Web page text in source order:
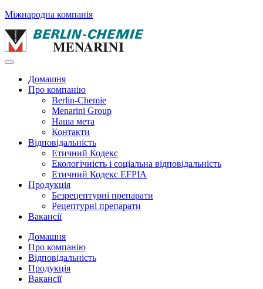
Міжнародна компанія
Домашня
Про компанію
Berlin-Chemie
Menarini Group
Наша мета
Контакти
Відповідальність
Етичний Кодекс
Екологічність і соціальна відповідальність
Етичний Кодекс EFPIA
Продукція
Безрецептурні препарати
Рецептурні препарати
Вакансії
Домашня
Про компанію
Відповідальність
Продукція
Вакансії